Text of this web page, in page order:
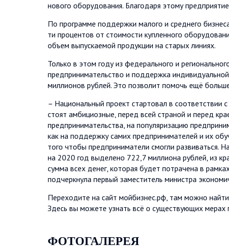
нового оборудования. Благодаря этому
По программе поддержки малого и среднего
ти процентов от стоимости купленного
объем выпускаемой продукции на старых линиях.
Только в этом году из федерального и
предпринимательство и поддержка
миллионов рублей. Это позволит помочь ещё
– Национальный проект стартовал в соответствии
стоят амбициозные, перед всей страной и перед
предпринимательства, на популяризацию
как на поддержку самих предпринимателей и их
того чтобы предприниматели смогли развиваться.
на 2020 год выделено 722,7 миллиона рублей, из
сумма всех денег, которая будет потрачена в
подчеркнула первый заместитель министра
Переходите на сайт мойбизнес.рф, там можно
Здесь вы можете узнать всё о существующих
ФОТОГАЛЕРЕЯ